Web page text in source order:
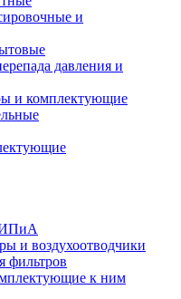
и
давления и
и комплектующие
и воздухоотводчики
фильтров
к ним